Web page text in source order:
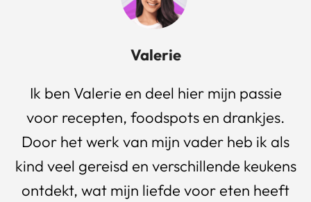
Valerie
Ik ben Valerie en deel hier mijn passie
voor recepten, foodspots en drankjes.
Door het werk van mijn vader heb ik als
kind veel gereisd en verschillende keukens
ontdekt, wat mijn liefde voor eten heeft